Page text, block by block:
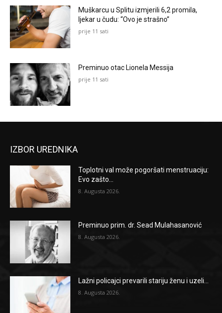
Muškarcu u Splitu izmjerili 6,2 promila,
ljekar u čudu: “Ovo je strašno”
prije 11 sati
Preminuo otac Lionela Messija
prije 11 sati
IZBOR UREDNIKA
Toplotni val može pogoršati menstruaciju:
Evo zašto...
8. Augusta 2026.
Preminuo prim. dr. Sead Mulahasanović
8. Augusta 2026.
Lažni policajci prevarili stariju ženu i uzeli...
8. Augusta 2026.